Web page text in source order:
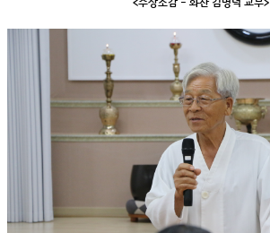
<수상소감 - 화산 김명덕 교무>